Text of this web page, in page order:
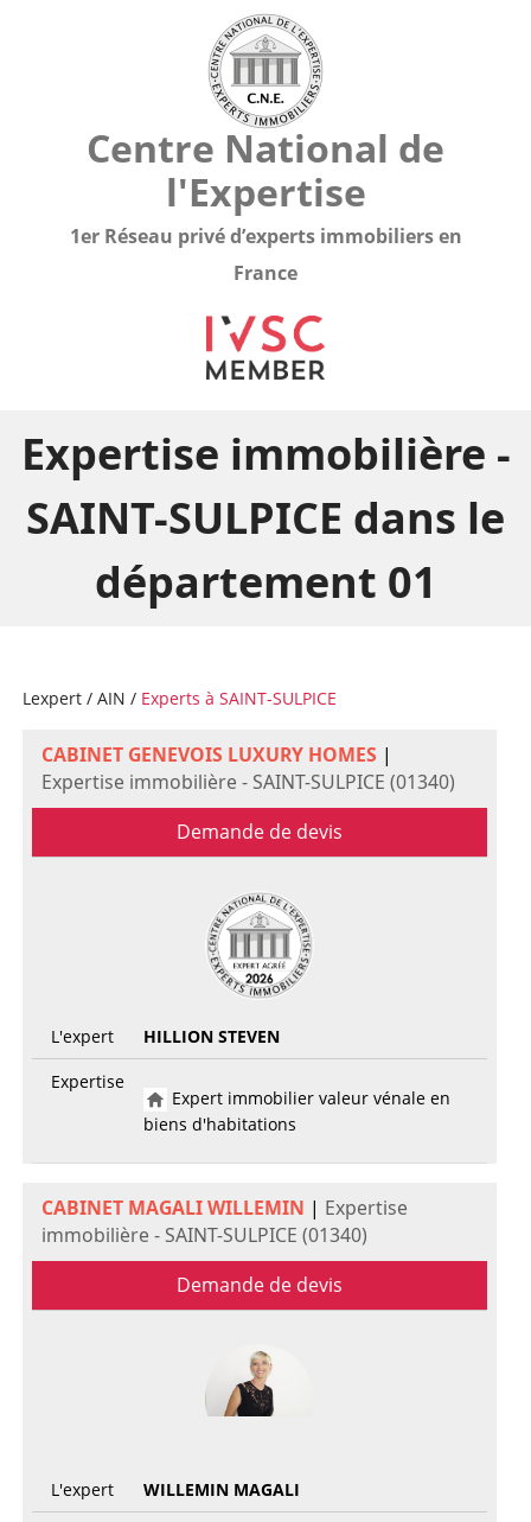
Centre National de
l'Expertise
1er Réseau privé d’experts immobiliers en
France
Expertise immobilière -
SAINT-SULPICE dans le
département 01
Lexpert/ AIN / Experts à SAINT-SULPICE
CABINET GENEVOIS LUXURY HOMES |
Expertise immobilière - SAINT-SULPICE (01340)
Demande de devis
L'expert
HILLION STEVEN
Expertise
Expert immobilier valeur vénale en
biens d'habitations
CABINET MAGALI WILLEMIN | Expertise
immobilière - SAINT-SULPICE (01340)
Demande de devis
L'expert
WILLEMIN MAGALI